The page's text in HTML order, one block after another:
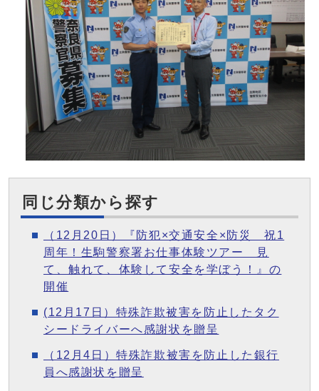
同じ分類から探す
（12月20日）『防犯×交通安全×防災 祝1
周年！生駒警察署お仕事体験ツアー 見
て、触れて、体験して安全を学ぼう！』の
開催
(12月17日）特殊詐欺被害を防止したタク
シードライバーへ感謝状を贈呈
（12月4日）特殊詐欺被害を防止した銀行
員へ感謝状を贈呈